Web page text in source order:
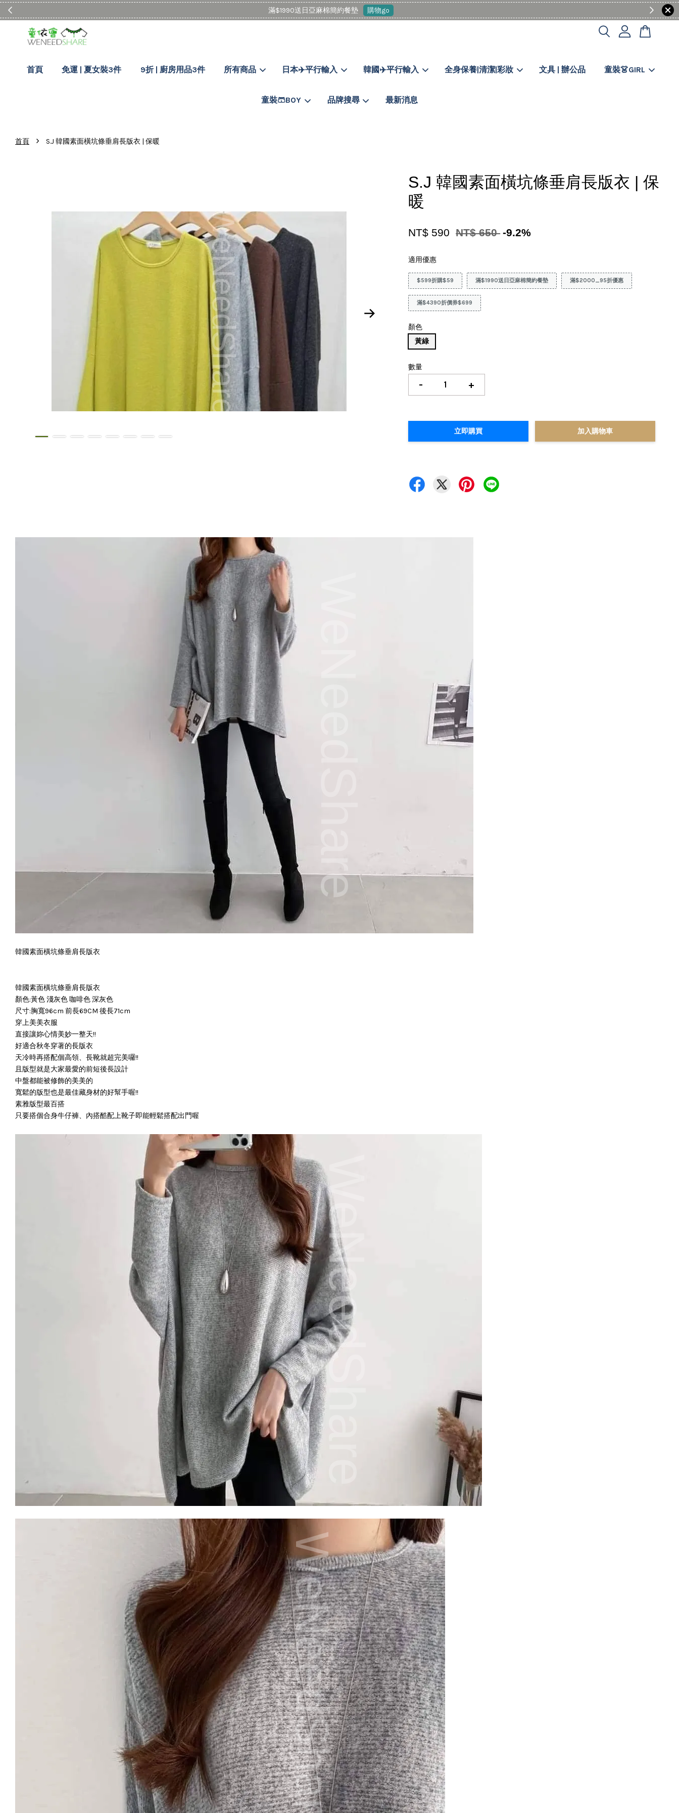
滿$1990送日亞麻棉簡約餐墊 購物go
首頁 免運 | 夏女裝3件 9折 | 廚房用品3件 所有商品 日本✈️平行輸入 韓國✈️平行輸入 全身保養|清潔|彩妝 文具 | 辦公品 童裝👗GIRL
童裝🩳BOY 品牌搜尋 最新消息
首頁 › S.J 韓國素面橫坑條垂肩長版衣 | 保暖
S.J 韓國素面橫坑條垂肩長版衣 | 保
暖
NT$ 590 NT$ 650 -9.2%
適用優惠
$599折購$59 滿$1990送日亞麻棉簡約餐墊 滿$2000_95折優惠
滿$4390折價券$699
顏色
黃綠
數量
- +
立即購買 加入購物車
韓國素面橫坑條垂肩長版衣
韓國素面橫坑條垂肩長版衣
顏色:黃色 淺灰色 咖啡色 深灰色
尺寸:胸寬96cm 前長69CM 後長71cm
穿上美美衣服
直接讓妳心情美妙一整天!!
好適合秋冬穿著的長版衣
天冷時再搭配個高領、長靴就超完美囉!!
且版型就是大家最愛的前短後長設計
中盤都能被修飾的美美的
寬鬆的版型也是最佳藏身材的好幫手喔!!
素雅版型最百搭
只要搭個合身牛仔褲、內搭酷配上靴子即能輕鬆搭配出門喔